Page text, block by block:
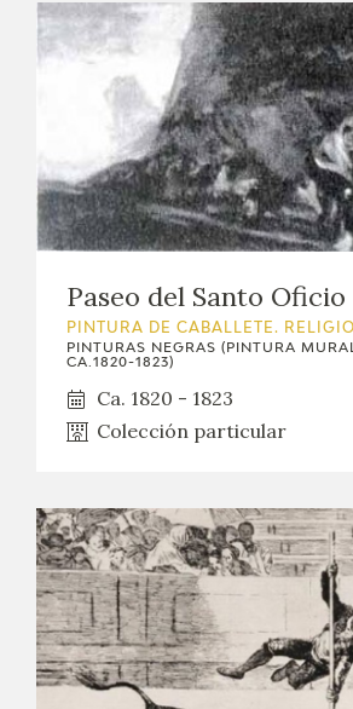
Paseo del Santo
PINTURA DE CABALLETE.
PINTURAS NEGRAS (PINTURA
CA.1820-1823)
Ca. 1820 - 1823
Colección particular